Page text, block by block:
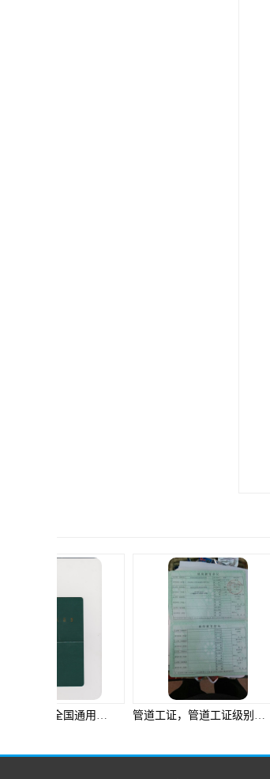
管道工证，管道工证级别，高级管道工证，中级管道工证，管道工考试，管道工考试时间，管道工报名时间，管道工怎么培训需要准备什么资料